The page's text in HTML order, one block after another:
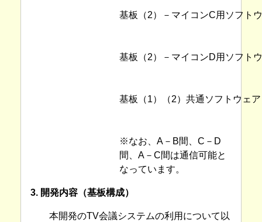
基板（2）－マイコンC用ソフト
基板（2）－マイコンD用ソフト
基板（1）（2）共通ソフトウェ
※なお、A－B間、C－D
間、A－C間は通信可能と
なっています。
3. 開発内容（基板構成）
本開発のTV会議システムの利用について以